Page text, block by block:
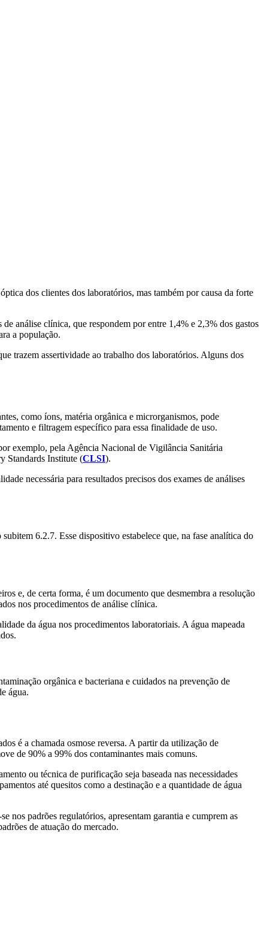
dos clientes dos laboratórios, mas também por causa da forte
análise clínica, que respondem por entre 1,4% e 2,3% dos gastos
a população.
trazem assertividade ao trabalho dos laboratórios. Alguns dos
como íons, matéria orgânica e microrganismos, pode
e filtragem específico para essa finalidade de uso.
exemplo, pela Agência Nacional de Vigilância Sanitária
Standards Institute (CLSI).
necessária para resultados precisos dos exames de análises
6.2.7. Esse dispositivo estabelece que, na fase analítica do
e, de certa forma, é um documento que desmembra a resolução
nos procedimentos de análise clínica.
da água nos procedimentos laboratoriais. A água mapeada
orgânica e bacteriana e cuidados na prevenção de
água.
é a chamada osmose reversa. A partir da utilização de
de 90% a 99% dos contaminantes mais comuns.
ou técnica de purificação seja baseada nas necessidades
até quesitos como a destinação e a quantidade de água
nos padrões regulatórios, apresentam garantia e cumprem as
de atuação do mercado.